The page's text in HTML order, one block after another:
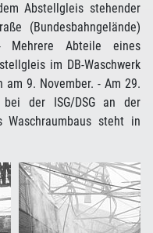
Abstellgleis stehender
(Bundesbahngelände)
Abteile eines
im DB-Waschwerk
am 9. November. - Am 29.
der ISG/DSG an der
Waschraumbaus steht in